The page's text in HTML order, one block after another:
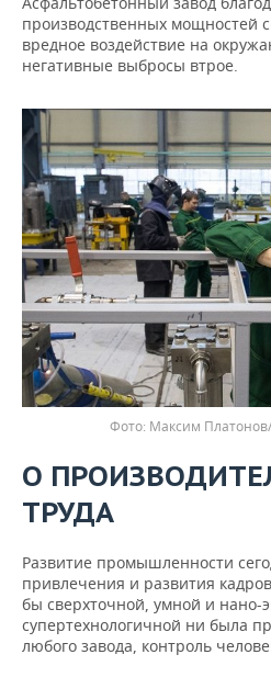
производственных мощностей
вредное воздействие на
негативные выбросы втрое.
Максим
О
ТРУДА
Развитие промышленности
привлечения и развития
бы сверхточной, умной и нано-
супертехнологичной ни была
любого завода, контроль